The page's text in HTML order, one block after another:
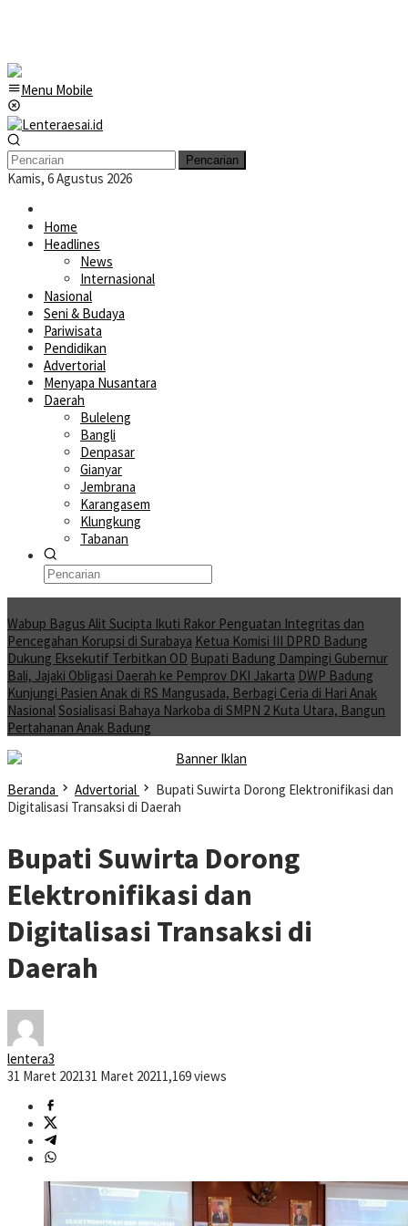
Menu Mobile
Pencarian
Kamis, 6 Agustus 2026
Home
Headlines
News
Internasional
Nasional
Seni & Budaya
Pariwisata
Pendidikan
Advertorial
Menyapa Nusantara
Daerah
Buleleng
Bangli
Denpasar
Gianyar
Jembrana
Karangasem
Klungkung
Tabanan
Wabup Bagus Alit Sucipta Ikuti Rakor Penguatan Integritas dan
Pencegahan Korupsi di Surabaya Ketua Komisi III DPRD Badung
Dukung Eksekutif Terbitkan OD Bupati Badung Dampingi Gubernur
Bali, Jajaki Obligasi Daerah ke Pemprov DKI Jakarta DWP Badung
Kunjungi Pasien Anak di RS Mangusada, Berbagi Ceria di Hari Anak
NasionalSosialisasi Bahaya Narkoba di SMPN 2 Kuta Utara, Bangun
Pertahanan Anak Badung
Beranda Advertorial
Bupati Suwirta Dorong Elektronifikasi dan
Digitalisasi Transaksi di Daerah
Bupati Suwirta Dorong
Elektronifikasi dan
Digitalisasi Transaksi di
Daerah
lentera3
31 Maret 202131 Maret 20211,169 views